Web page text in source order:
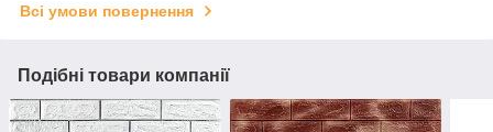
Всі умови повернення
Подібні товари компанії